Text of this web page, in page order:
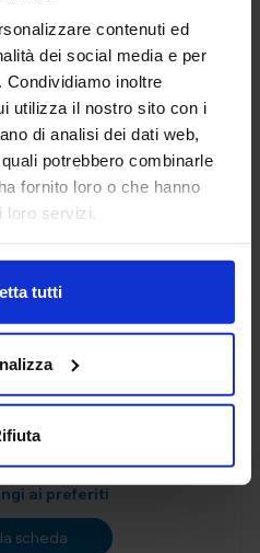
contenuti ed
dei social media e per
inoltre
utilizza il nostro sito con i
di analisi dei dati web,
potrebbero combinarle
fornito loro o che hanno
servizi.
tutti
Pad. 14Stand:E31
ai preferiti
scheda
SRL
UTENSILI
come un punto di
ha dedicato impegno e
ai preferiti
scheda